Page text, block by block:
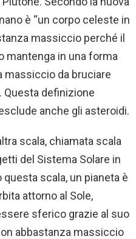
è “un corpo celeste in
massiccio perché il
mantenga in una forma
massiccio da bruciare
Questa definizione
anche gli asteroidi.
scala, chiamata scala
del Sistema Solare in
scala, un pianeta è
attorno al Sole,
sferico grazie al suo
abbastanza massiccio